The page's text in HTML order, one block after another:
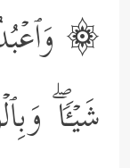
۞
شَیۡـࣰٔاۖ